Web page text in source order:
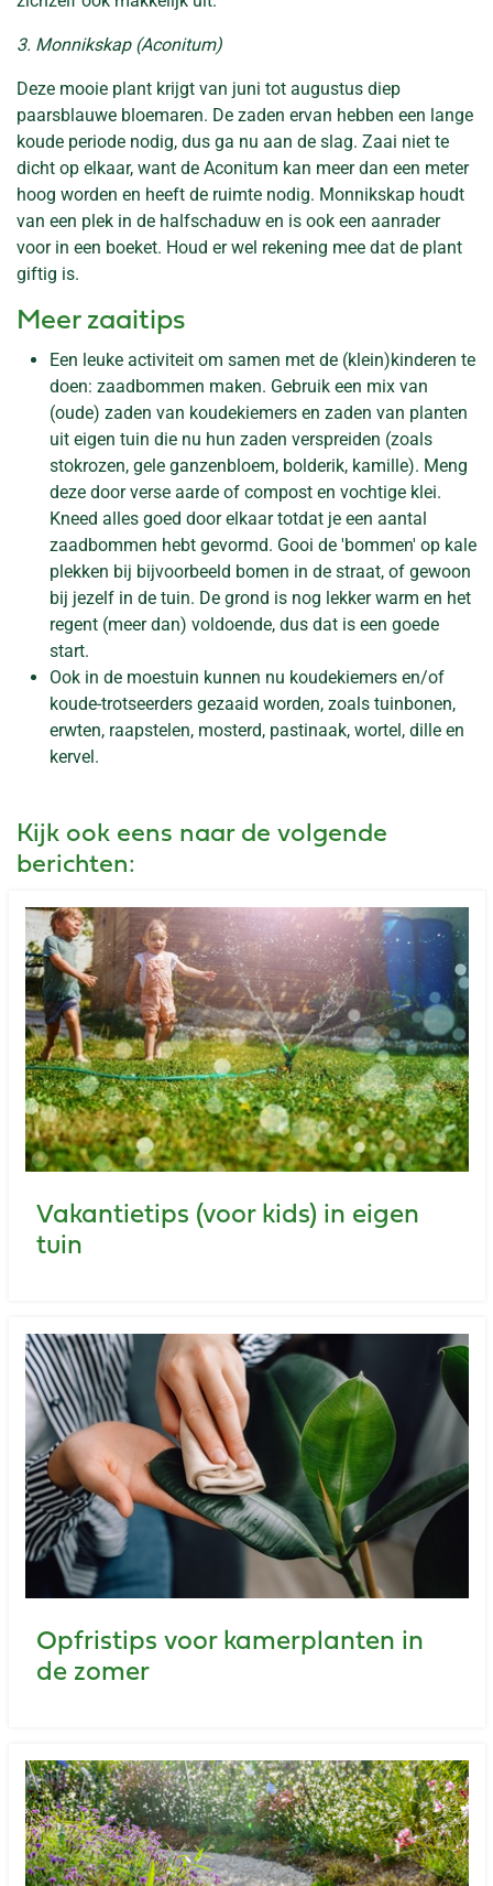
3. Monnikskap (Aconitum)
Deze mooie plant krijgt van juni tot augustus diep
paarsblauwe bloemaren. De zaden ervan hebben een lange
koude periode nodig, dus ga nu aan de slag. Zaai niet te
dicht op elkaar, want de Aconitum kan meer dan een meter
hoog worden en heeft de ruimte nodig. Monnikskap houdt
van een plek in de halfschaduw en is ook een aanrader
voor in een boeket. Houd er wel rekening mee dat de plant
giftig is.
Meer zaaitips
Een leuke activiteit om samen met de (klein)kinderen te
doen: zaadbommen maken. Gebruik een mix van
(oude) zaden van koudekiemers en zaden van planten
uit eigen tuin die nu hun zaden verspreiden (zoals
stokrozen, gele ganzenbloem, bolderik, kamille). Meng
deze door verse aarde of compost en vochtige klei.
Kneed alles goed door elkaar totdat je een aantal
zaadbommen hebt gevormd. Gooi de 'bommen' op kale
plekken bij bijvoorbeeld bomen in de straat, of gewoon
bij jezelf in de tuin. De grond is nog lekker warm en het
regent (meer dan) voldoende, dus dat is een goede
start.
Ook in de moestuin kunnen nu koudekiemers en/of
koude-trotseerders gezaaid worden, zoals tuinbonen,
erwten, raapstelen, mosterd, pastinaak, wortel, dille en
kervel.
Kijk ook eens naar de volgende
berichten:
Vakantietips (voor kids) in eigen
tuin
Opfristips voor kamerplanten in
de zomer